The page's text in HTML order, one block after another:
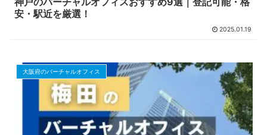
安・駅近を厳選！
2025.01.19
大阪府のバーチャルオフィス